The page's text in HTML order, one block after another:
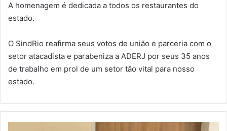
A homenagem é dedicada a todos os restaurantes do
estado.
O SindRio reafirma seus votos de união e parceria com o
setor atacadista e parabeniza a ADERJ por seus 35 anos
de trabalho em prol de um setor tão vital para nosso
estado.